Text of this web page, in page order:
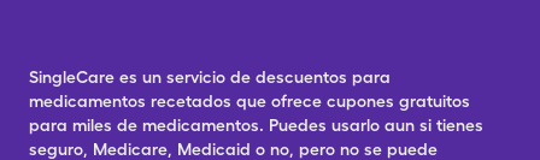
SingleCare es un servicio de descuentos para
medicamentos recetados que ofrece cupones gratuitos
para miles de medicamentos. Puedes usarlo aun si tienes
seguro, Medicare, Medicaid o no, pero no se puede